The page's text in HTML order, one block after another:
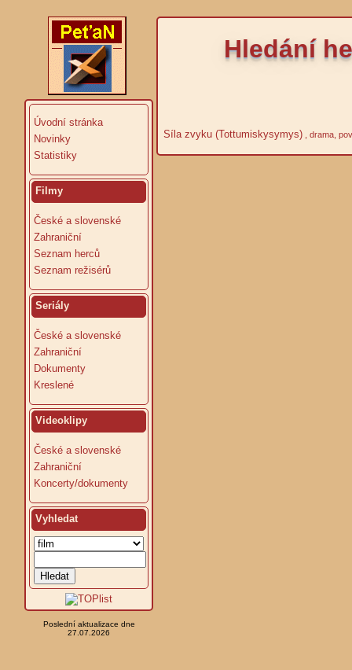
Úvodní stránka
Novinky
Statistiky
Filmy
České a slovenské
Zahraniční
Seznam herců
Seznam režisérů
Seriály
České a slovenské
Zahraniční
Dokumenty
Kreslené
Videoklipy
České a slovenské
Zahraniční
Koncerty/dokumenty
Vyhledat
Poslední aktualizace dne
27.07.2026
Hledání
Síla zvyku (Tottumiskysymys) , drama,